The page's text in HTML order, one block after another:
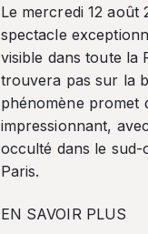
Le mercredi 12
spectacle
visible dans toute la
trouvera pas sur la
phénomène promet
impressionnant,
occulté dans le
Paris.
EN SAVOIR PLUS